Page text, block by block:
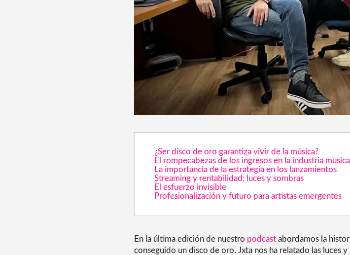
Creación de Contenido & Redes
Iluminación para Espectáculos
Música para Cine & Videojuegos
¿Ser disco de oro garantiza vivir de la música?
El rompecabezas de los ingresos en la industria musical
La importancia de la estrategia en los lanzamientos
Streaming y rentabilidad: luces y sombras
El esfuerzo invisible
Profesionalización y futuro para artistas emergentes
En la última edición de nuestro podcast abordamos la
conseguido un disco de oro. Jxta nos ha relatado las luces